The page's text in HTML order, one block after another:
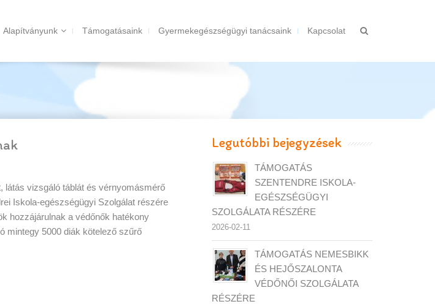
Alapítványunk Támogatásaink Gyermekegészségügyi tanácsaink Kapcsolat
vizsgáló táblát és vérnyomásmérő
Iskola-egészségügyi Szolgálat részére
hozzájárulnak a védőnők hatékony
mintegy 5000 diák kötelező szűrő
Legutóbbi bejegyzések
TÁMOGATÁS
SZENTENDRE ISKOLA-
EGÉSZSÉGÜGYI
SZOLGÁLATA RÉSZÉRE
2026-02-11
TÁMOGATÁS NEMESBIKK
ÉS HEJŐSZALONTA
VÉDŐNŐI SZOLGÁLATA
RÉSZÉRE